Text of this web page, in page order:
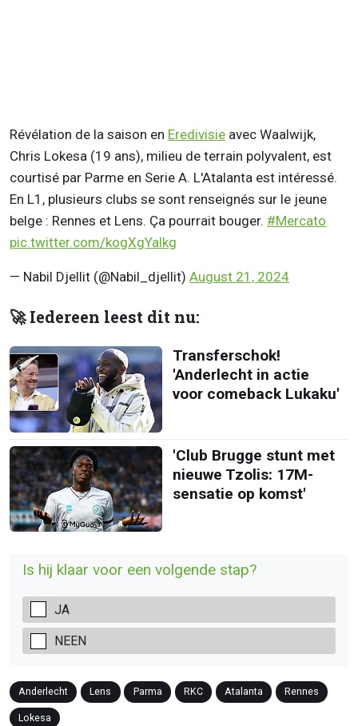
Révélation de la saison en Eredivisie avec Waalwijk,
Chris Lokesa (19 ans), milieu de terrain polyvalent, est
courtisé par Parme en Serie A. L'Atalanta est intéressé.
En L1, plusieurs clubs se sont renseignés sur le jeune
belge : Rennes et Lens. Ça pourrait bouger. #Mercato
pic.twitter.com/kogXgYalkg
— Nabil Djellit (@Nabil_djellit) August 21, 2024
🚀 Iedereen leest dit nu:
Transferschok!
'Anderlecht in actie
voor comeback Lukaku'
'Club Brugge stunt met
nieuwe Tzolis: 17M-
sensatie op komst'
Is hij klaar voor een volgende stap?
JA
NEEN
Anderlecht Lens Parma RKC Atalanta Rennes
Lokesa